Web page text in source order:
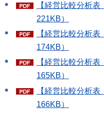
【経営比較分析
221KB）
【経営比較分析
174KB）
【経営比較分析
165KB）
【経営比較分析
166KB）